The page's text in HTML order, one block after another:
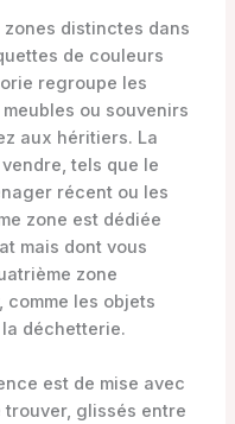
distinctes dans
de couleurs
regroupe les
ou souvenirs
aux héritiers. La
tels que le
récent ou les
zone est dédiée
mais dont vous
zone
comme les objets
déchetterie.
est de mise avec
trouver, glissés entre